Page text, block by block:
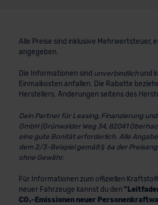
Alle Preise sind inklusive Mehrwertsteuer,
angegeben.
Die Informationen sind unverbindlichund
Einmalkosten anfallen. Die Rabatte
Herstellers. Änderungen seitens des
Dein Partner für Leasing, Finanzierung
GmbH (Grünwalder Weg 34, 82041
eine gute Bonität erforderlich. Alle
dem 2/3-Beispiel gemäß § 6a der
ohne Gewähr.
Für Informationen zum offiziellen
neuer Fahrzeuge kannst du den
CO₂-Emissionen neuer